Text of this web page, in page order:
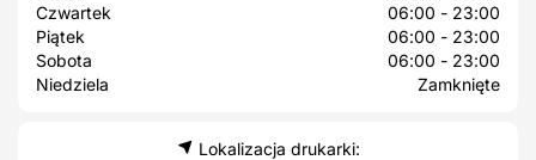
Czwartek
06:00 - 23:00
Piątek
06:00 - 23:00
Sobota
06:00 - 23:00
Niedziela
Zamknięte
Lokalizacja drukarki: